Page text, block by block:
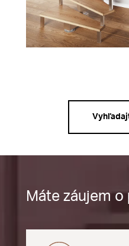
Máte záujem